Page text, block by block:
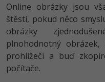
Online obrázky jsou
štěstí, pokud něco
obrázky
plnohodnotný
prohlížeči a buď
počítače.